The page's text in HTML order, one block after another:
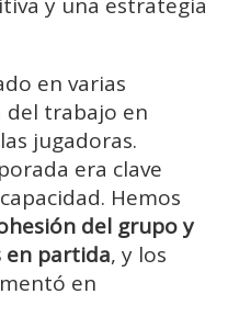
y una estrategia
en varias
del trabajo en
jugadoras.
era clave
Hemos
del grupo y
en partida, y los
en